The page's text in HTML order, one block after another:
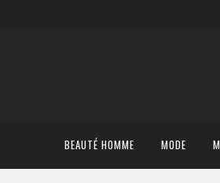
BEAUTÉ HOMME MODE